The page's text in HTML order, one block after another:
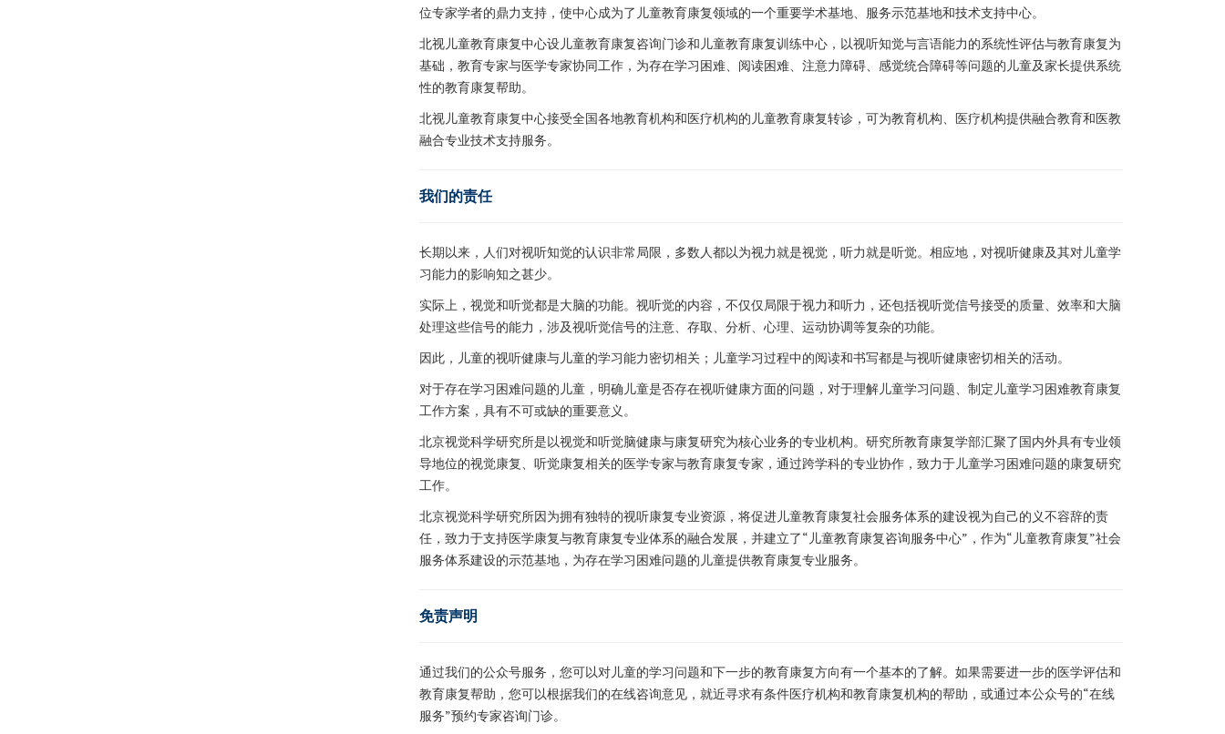
位专家学者的鼎力支持，使中心成为了儿童教育康复领域的一个重要学术基地、服务示范基地和技术支持中心。
北视儿童教育康复中心设儿童教育康复咨询门诊和儿童教育康复训练中心，以视听知觉与言语能力的系统性评估与教育康复为
基础，教育专家与医学专家协同工作，为存在学习困难、阅读困难、注意力障碍、感觉统合障碍等问题的儿童及家长提供系统
性的教育康复帮助。
北视儿童教育康复中心接受全国各地教育机构和医疗机构的儿童教育康复转诊，可为教育机构、医疗机构提供融合教育和医教
融合专业技术支持服务。
我们的责任
长期以来，人们对视听知觉的认识非常局限，多数人都以为视力就是视觉，听力就是听觉。相应地，对视听健康及其对儿童学
习能力的影响知之甚少。
实际上，视觉和听觉都是大脑的功能。视听觉的内容，不仅仅局限于视力和听力，还包括视听觉信号接受的质量、效率和大脑
处理这些信号的能力，涉及视听觉信号的注意、存取、分析、心理、运动协调等复杂的功能。
因此，儿童的视听健康与儿童的学习能力密切相关；儿童学习过程中的阅读和书写都是与视听健康密切相关的活动。
对于存在学习困难问题的儿童，明确儿童是否存在视听健康方面的问题，对于理解儿童学习问题、制定儿童学习困难教育康复
工作方案，具有不可或缺的重要意义。
北京视觉科学研究所是以视觉和听觉脑健康与康复研究为核心业务的专业机构。研究所教育康复学部汇聚了国内外具有专业领
导地位的视觉康复、听觉康复相关的医学专家与教育康复专家，通过跨学科的专业协作，致力于儿童学习困难问题的康复研究
工作。
北京视觉科学研究所因为拥有独特的视听康复专业资源，将促进儿童教育康复社会服务体系的建设视为自己的义不容辞的责
任，致力于支持医学康复与教育康复专业体系的融合发展，并建立了“儿童教育康复咨询服务中心”，作为“儿童教育康复”社会
服务体系建设的示范基地，为存在学习困难问题的儿童提供教育康复专业服务。
免责声明
通过我们的公众号服务，您可以对儿童的学习问题和下一步的教育康复方向有一个基本的了解。如果需要进一步的医学评估和
教育康复帮助，您可以根据我们的在线咨询意见，就近寻求有条件医疗机构和教育康复机构的帮助，或通过本公众号的“在线
服务”预约专家咨询门诊。